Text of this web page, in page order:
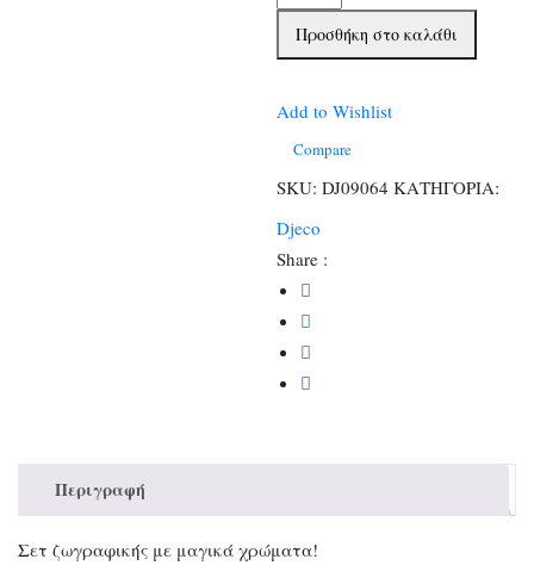
Μαγική
ζωγραφική
μαρκαδόρο
με
και
ζωάκια
ποσότητα
Προσθήκη στο καλάθι
Add to Wishlist
Compare
SKU: DJ09064 ΚΑΤΗΓΟΡΙΑ:
Djeco
Share :
Περιγραφή
Σετ ζωγραφικής με μαγικά χρώματα!